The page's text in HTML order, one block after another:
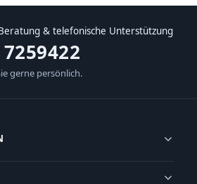
& telefonische Unterstützung
gerne persönlich.